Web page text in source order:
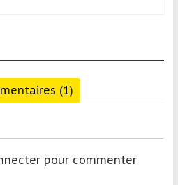
(1)
pour commenter